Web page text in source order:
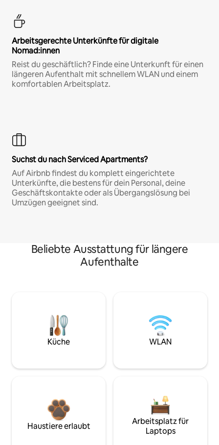
Arbeitsgerechte Unterkünfte für digitale
Nomad:innen
Reist du geschäftlich? Finde eine Unterkunft für einen
längeren Aufenthalt mit schnellem WLAN und einem
komfortablen Arbeitsplatz.
Suchst du nach Serviced Apartments?
Auf Airbnb findest du komplett eingerichtete
Unterkünfte, die bestens für dein Personal, deine
Geschäftskontakte oder als Übergangslösung bei
Umzügen geeignet sind.
Beliebte Ausstattung für längere
Aufenthalte
Küche WLAN
Haustiere erlaubt
Arbeitsplatz für
Laptops